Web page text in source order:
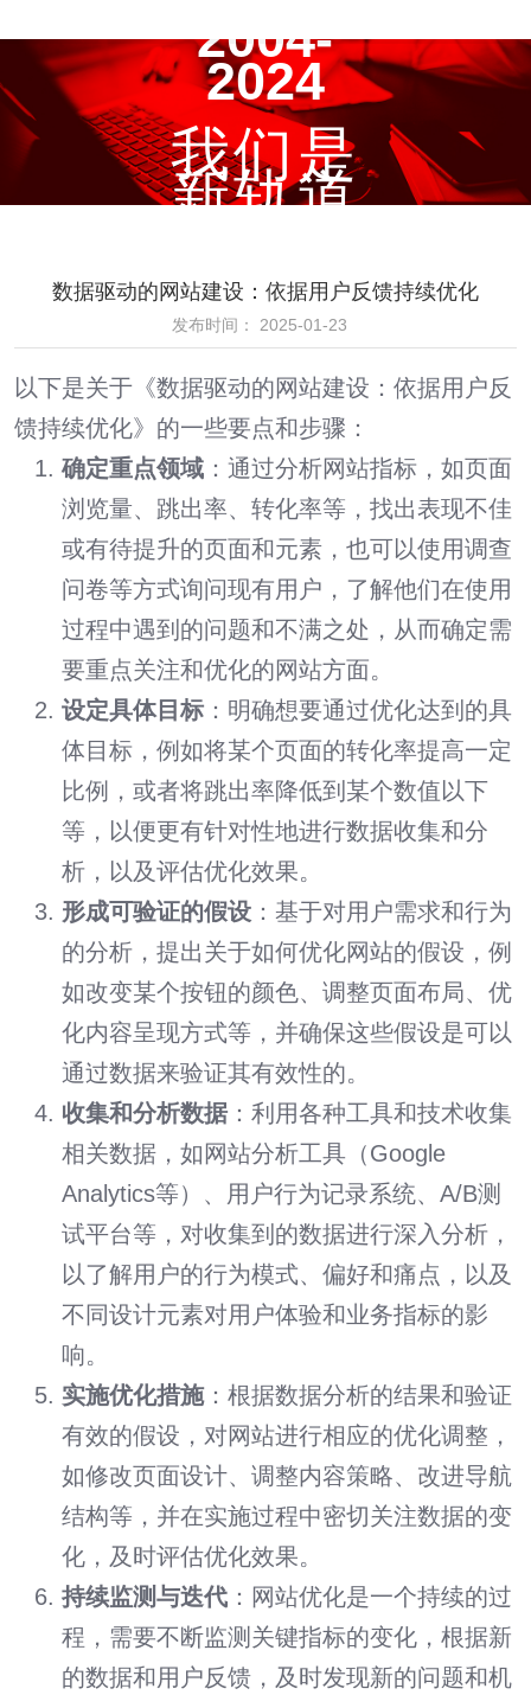
2004-
2024
我们是
新轨道
数据驱动的网站建设：依据用户反馈持续优化
发布时间： 2025-01-23
以下是关于《数据驱动的网站建设：依据用户反
馈持续优化》的一些要点和步骤：
确定重点领域 ：通过分析网站指标，如页面
浏览量、跳出率、转化率等，找出表现不佳
或有待提升的页面和元素，也可以使用调查
问卷等方式询问现有用户，了解他们在使用
过程中遇到的问题和不满之处，从而确定需
要重点关注和优化的网站方面。
设定具体目标 ：明确想要通过优化达到的具
体目标，例如将某个页面的转化率提高一定
比例，或者将跳出率降低到某个数值以下
等，以便更有针对性地进行数据收集和分
析，以及评估优化效果。
形成可验证的假设 ：基于对用户需求和行为
的分析，提出关于如何优化网站的假设，例
如改变某个按钮的颜色、调整页面布局、优
化内容呈现方式等，并确保这些假设是可以
通过数据来验证其有效性的。
收集和分析数据 ：利用各种工具和技术收集
相关数据，如网站分析工具（Google
Analytics等）、用户行为记录系统、A/B测
试平台等，对收集到的数据进行深入分析，
以了解用户的行为模式、偏好和痛点，以及
不同设计元素对用户体验和业务指标的影
响。
实施优化措施：根据数据分析的结果和验证
有效的假设，对网站进行相应的优化调整，
如修改页面设计、调整内容策略、改进导航
结构等，并在实施过程中密切关注数据的变
化，及时评估优化效果。
持续监测与迭代 ：网站优化是一个持续的过
程，需要不断监测关键指标的变化，根据新
的数据和用户反馈，及时发现新的问题和机